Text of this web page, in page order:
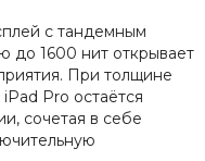
с тандемным
до 1600 нит открывает
При толщине
Pro остаётся
сочетая в себе